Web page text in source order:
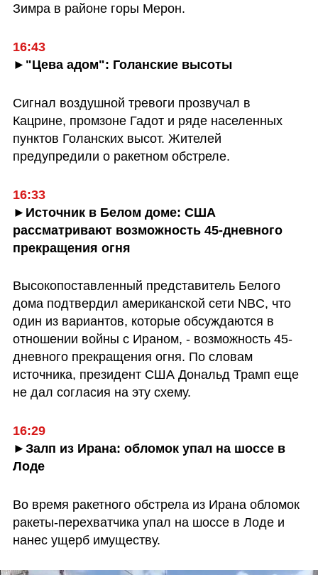
Зимра в районе горы Мерон.
16:43
►"Цева адом": Голанские высоты
Сигнал воздушной тревоги прозвучал в
Кацрине, промзоне Гадот и ряде населенных
пунктов Голанских высот. Жителей
предупредили о ракетном обстреле.
16:33
►Источник в Белом доме: США
рассматривают возможность 45-дневного
прекращения огня
Высокопоставленный представитель Белого
дома подтвердил американской сети NBC, что
один из вариантов, которые обсуждаются в
отношении войны с Ираном, - возможность 45-
дневного прекращения огня. По словам
источника, президент США Дональд Трамп еще
не дал согласия на эту схему.
16:29
►Залп из Ирана: обломок упал на шоссе в
Лоде
Во время ракетного обстрела из Ирана обломок
ракеты-перехватчика упал на шоссе в Лоде и
нанес ущерб имуществу.